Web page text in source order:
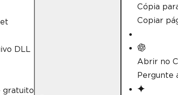
DLL
gratuito
Cópia
Copiar
Abrir no
Pergunte